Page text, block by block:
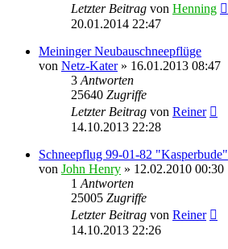
Letzter Beitrag von Henning
20.01.2014 22:47
Meininger Neubauschneepflüge
von Netz-Kater» 16.01.2013 08:47
3 Antworten
25640 Zugriffe
Letzter Beitrag von Reiner
14.10.2013 22:28
Schneepflug 99-01-82 "Kasperbude"
von John Henry » 12.02.2010 00:30
1 Antworten
25005 Zugriffe
Letzter Beitrag von Reiner
14.10.2013 22:26